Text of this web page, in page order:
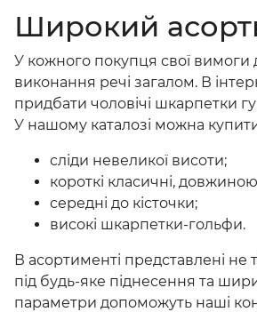
Широкий
У кожного покупця свої вимоги
виконання речі загалом. В
придбати чоловічі шкарпетки
У нашому каталозі можна
сліди невеликої висоти;
короткі класичні,
середні до кісточки;
високі шкарпетки-гольфи.
В асортименті представлені не
під будь-яке піднесення та
параметри допоможуть наші